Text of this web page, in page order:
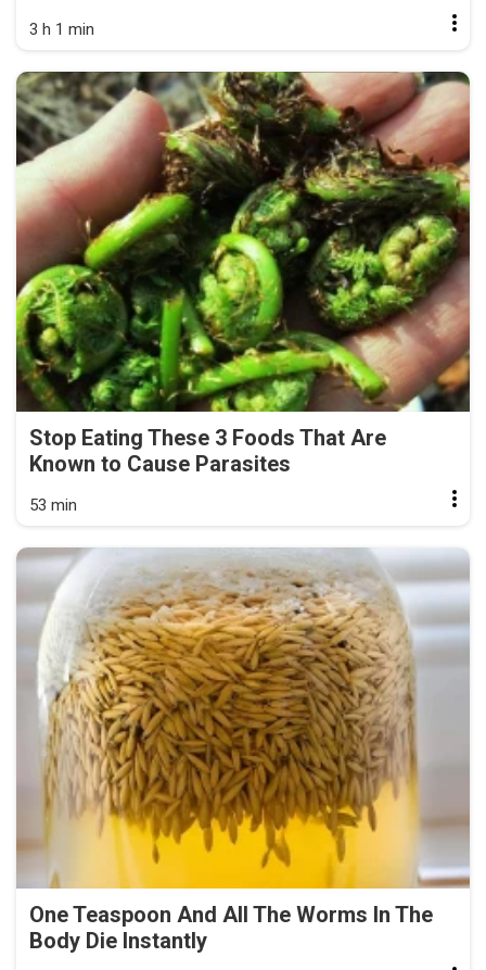
3 h 1 min
Stop Eating These 3 Foods That Are
Known to Cause Parasites
53 min
One Teaspoon And All The Worms In The
Body Die Instantly